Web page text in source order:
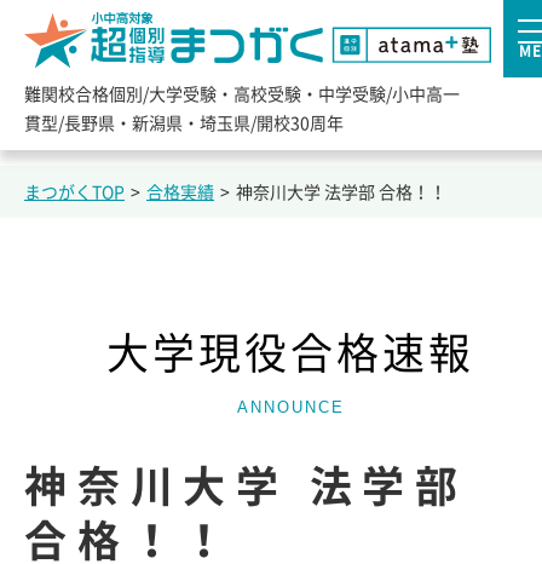
難関校合格個別/大学受験・高校受験・中学受験/小中高一
貫型/長野県・新潟県・埼玉県/開校30周年
まつがくTOP > 合格実績 > 神奈川大学 法学部 合格！！
大学現役合格速報
ANNOUNCE
神奈川大学 法学部
合格！！